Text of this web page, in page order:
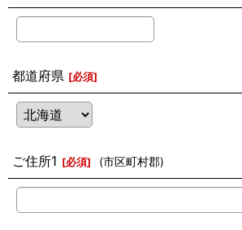
都道府県 [必須]
ご住所1 [必須] (市区町村郡)